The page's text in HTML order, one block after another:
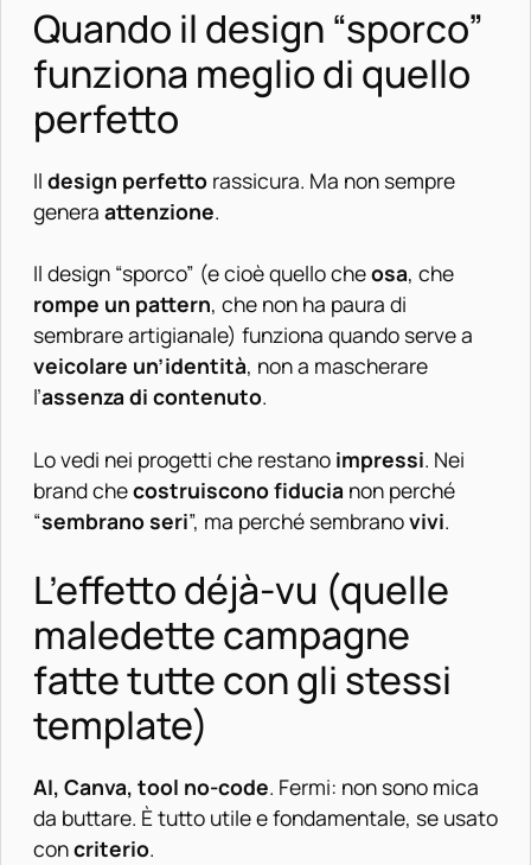
Quando il design “sporco”
funziona meglio di quello
perfetto
Il design perfettorassicura. Ma non sempre
genera attenzione.
Il design “sporco” (e cioè quello cheosa, che
rompe un pattern, che non ha paura di
sembrare artigianale) funziona quando serve a
veicolare un’identità, non a mascherare
l’assenza di contenuto.
Lo vedi nei progetti che restano impressi. Nei
brand checostruiscono fiducia non perché
“sembrano seri”, ma perché sembranovivi.
L’effetto déjà-vu (quelle
maledette campagne
fatte tutte con gli stessi
template)
AI, Canva, tool no-code. Fermi: non sono mica
da buttare. È tutto utile e fondamentale, se usato
concriterio.